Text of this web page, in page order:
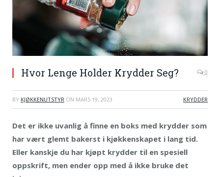
Hvor Lenge Holder Krydder Seg? 0
BY KJØKKENUTSTYR ON MARS 19, 2023 KRYDDER
Det er ikke uvanlig å finne en boks med krydder som
har vært glemt bakerst i kjøkkenskapet i lang tid.
Eller kanskje du har kjøpt krydder til en spesiell
oppskrift, men ender opp med å ikke bruke det